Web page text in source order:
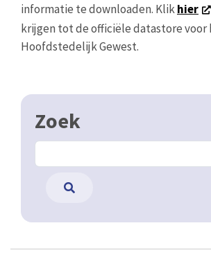
informatie te downloaden. Klikhier
krijgen tot de officiële datastore voor
Hoofdstedelijk Gewest.
Zoek